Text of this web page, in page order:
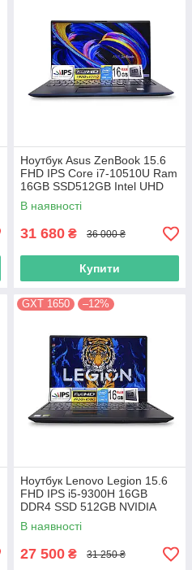
Ноутбук Asus ZenBook 15.6
FHD IPS Core i7-10510U Ram
16GB SSD512GB Intel UHD
Graphics
В наявності
31 680 ₴ 36 000 ₴
Купити
GXT 1650 –12%
Ноутбук Lenovo Legion 15.6
FHD IPS i5-9300H 16GB
DDR4 SSD 512GB NVIDIA
GTX1650
В наявності
27 500 ₴ 31 250 ₴